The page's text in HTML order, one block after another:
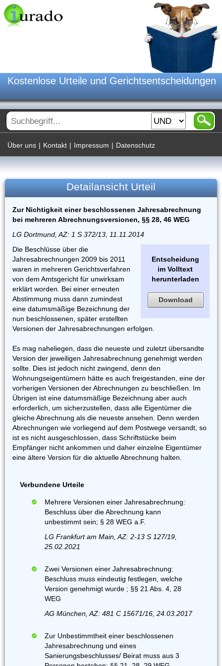
Kostenlose Urteile und Gerichtsentscheidungen
Über uns | Kontakt | Impressum | Datenschutz
Detailansicht Urteil
Zur Nichtigkeit einer beschlossenen Jahresabrechnung
bei mehreren Abrechnungsversionen, §§ 28, 46 WEG
LG Dortmund, AZ: 1 S 372/13, 11.11.2014
Entscheidung
im Volltext
herunterladen
Download
Die Beschlüsse über die
Jahresabrechnungen 2009 bis 2011
waren in mehreren Gerichtsverfahren
von dem Amtsgericht für unwirksam
erklärt worden. Bei einer erneuten
Abstimmung muss dann zumindest
eine datumsmäßige Bezeichnung der
nun beschlossenen, später erstellten
Versionen der Jahresabrechnungen erfolgen.
Es mag naheliegen, dass die neueste und zuletzt übersandte
Version der jeweiligen Jahresabrechnung genehmigt werden
sollte. Dies ist jedoch nicht zwingend, denn den
Wohnungseigentümern hätte es auch freigestanden, eine der
vorherigen Versionen der Abrechnungen zu beschließen. Im
Übrigen ist eine datumsmäßige Bezeichnung aber auch
erforderlich, um sicherzustellen, dass alle Eigentümer die
gleiche Abrechnung als die neueste ansehen. Denn werden
Abrechnungen wie vorliegend auf dem Postwege versandt, so
ist es nicht ausgeschlossen, dass Schriftstücke beim
Empfänger nicht ankommen und daher einzelne Eigentümer
eine ältere Version für die aktuelle Abrechnung halten.
Verbundene Urteile
Mehrere Versionen einer Jahresabrechnung:
Beschluss über die Abrechnung kann
unbestimmt sein; § 28 WEG a.F.
LG Frankfurt am Main, AZ: 2-13 S 127/19,
25.02.2021
Zwei Versionen einer Jahresabrechnung:
Beschluss muss eindeutig festlegen, welche
Version genehmigt wurde ; §§ 21 Abs. 4, 28
WEG
AG München, AZ: 481 C 15671/16, 24.03.2017
Zur Unbestimmtheit einer beschlossenen
Jahresabrechnung und eines
Sanierungsbeschlusses/ Beirat muss aus 3